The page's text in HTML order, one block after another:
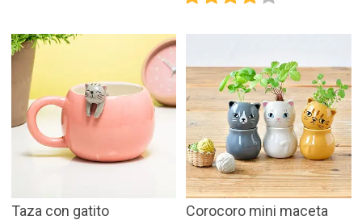
Taza con gatito
Corocoro mini maceta